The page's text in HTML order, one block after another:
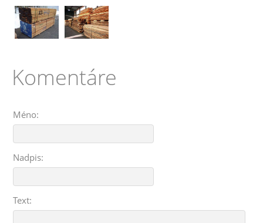
Komentáre
Méno:
Nadpis:
Text: